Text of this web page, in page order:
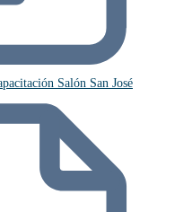
Salón San José